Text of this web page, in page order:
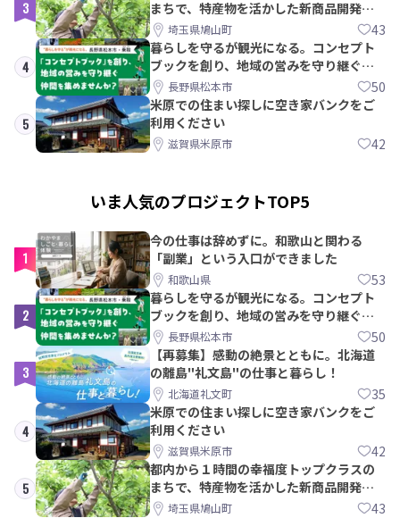
3
まちで、特産物を活かした新商品開発＆
PRメンバー募集！
埼玉県鳩山町 43
4
暮らしを守るが観光になる。コンセプト
ブックを創り、地域の営みを守り継ぐ仲
間を集めませんか？
長野県松本市 50
5
米原での住まい探しに空き家バンクをご
利用ください
滋賀県米原市 42
いま人気のプロジェクトTOP5
1
今の仕事は辞めずに。和歌山と関わる
「副業」という入口ができました
和歌山県 53
2
暮らしを守るが観光になる。コンセプト
ブックを創り、地域の営みを守り継ぐ仲
間を集めませんか？
長野県松本市 50
3
【再募集】感動の絶景とともに。北海道
の離島"礼文島"の仕事と暮らし！
北海道礼文町 35
4
米原での住まい探しに空き家バンクをご
利用ください
滋賀県米原市 42
5
都内から１時間の幸福度トップクラスの
まちで、特産物を活かした新商品開発＆
PRメンバー募集！
埼玉県鳩山町 43